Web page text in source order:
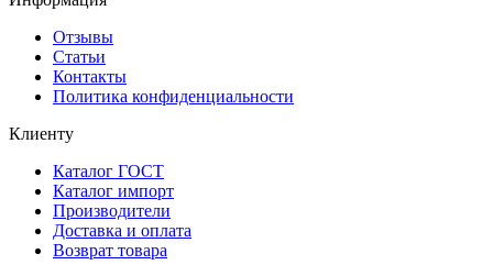
Отзывы
Статьи
Контакты
Политика конфиденциальности
Клиенту
Каталог ГОСТ
Каталог импорт
Производители
Доставка и оплата
Возврат товара